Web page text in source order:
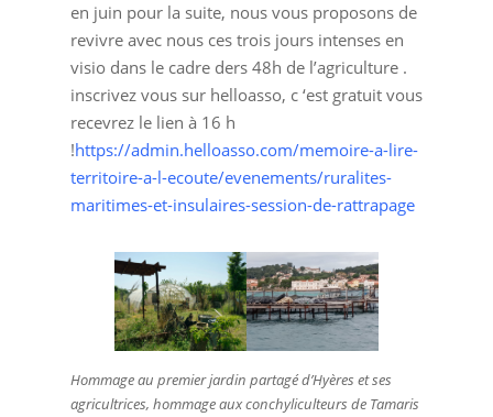
mai 17h, pour
partager la
récolte et
préparer la suite
en juin
en juin pour la suite, nous vous proposons de
revivre avec nous ces trois jours intenses en
visio dans le cadre ders 48h de l’agriculture .
inscrivez vous sur helloasso, c ‘est gratuit vous
recevrez le lien à 16 h
!https://admin.helloasso.com/memoire-a-lire-
territoire-a-l-ecoute/evenements/ruralites-
maritimes-et-insulaires-session-de-rattrapage
Hommage au premier jardin partagé d’Hyères et ses
agricultrices, hommage aux conchyliculteurs de Tamaris